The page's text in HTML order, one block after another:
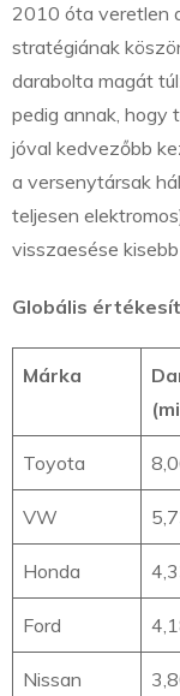
2010 óta veretlen
stratégiának
darabolta magát
pedig annak, hogy
jóval kedvezőbb
a versenytársak
teljesen
visszaesése
Globális
Márka
Toyota
VW
Honda
Ford
Nissan